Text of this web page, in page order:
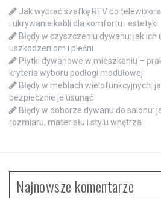
Jak wybrać szafkę RTV do
i ukrywanie kabli dla komfortu i estetyki
Błędy w czyszczeniu dywanu: jak ich
uszkodzeniom i pleśni
Płytki dywanowe w mieszkaniu –
kryteria wyboru podłogi modułowej
Błędy w meblach wielofunkcyjnych:
bezpiecznie je usunąć
Błędy w doborze dywanu do salonu:
rozmiaru, materiału i stylu wnętrza
Najnowsze komentarze